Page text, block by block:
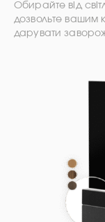
Обирайте від
дозвольте вашим
дарувати